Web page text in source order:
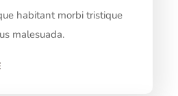
habitant morbi tristique
malesuada.